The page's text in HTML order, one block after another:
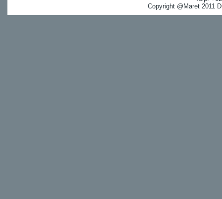
Copyright @Maret 2011